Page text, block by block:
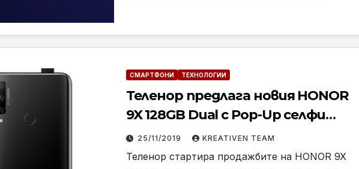
СМАРТФОНИ ТЕХНОЛОГИИ
Теленор предлага новия HONOR
9X 128GB Dual с Pop-Up селфи
камера
25/11/2019 KREATIVEN TEAM
Теленор стартира продажбите на HONOR 9X